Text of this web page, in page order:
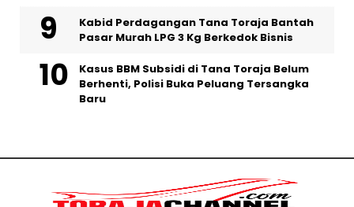
Kabid Perdagangan Tana Toraja Bantah
Pasar Murah LPG 3 Kg Berkedok Bisnis
Kasus BBM Subsidi di Tana Toraja Belum
Berhenti, Polisi Buka Peluang Tersangka
Baru